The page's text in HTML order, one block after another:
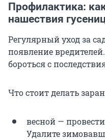
Профилактика:
нашествия
Регулярный уход за
появление
бороться с
Что стоит делать
весной —
Удалите